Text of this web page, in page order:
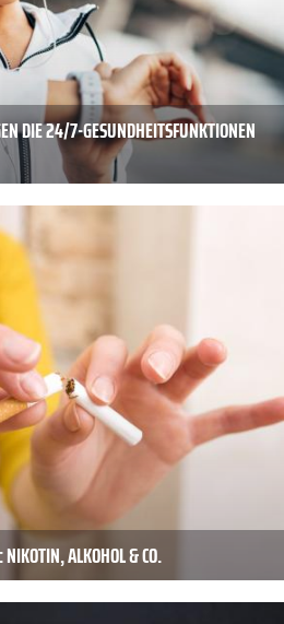
DIE 24/7-GESUNDHEITSFUNKTIONEN
ALKOHOL & CO.